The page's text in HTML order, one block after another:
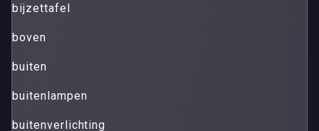
bijzettafel
boven
buiten
buitenlampen
buitenverlichting